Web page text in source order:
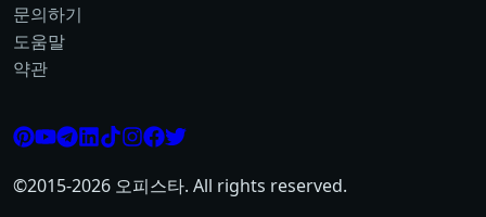
문의하기
도움말
약관
©2015-2026 오피스타. All rights reserved.